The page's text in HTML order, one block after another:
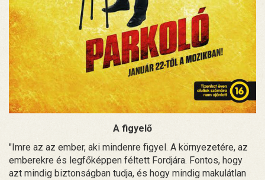
A figyelő
"Imre az az ember, aki mindenre figyel. A környezetére, az
emberekre és legfőképpen féltett Fordjára. Fontos, hogy
azt mindig biztonságban tudja, és hogy mindig makulátlan